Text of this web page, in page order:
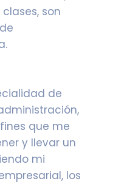
son
de
que me
y llevar un
mi
los